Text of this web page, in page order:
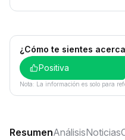
¿Cómo te sientes
Positiva
Nota: La información es solo para
ResumenAnálisisNoticias